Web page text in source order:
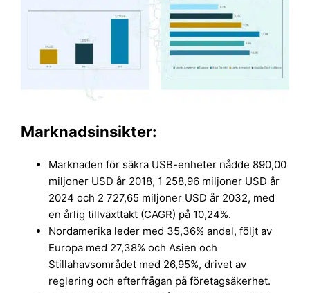
Marknadsinsikter:
Marknaden för säkra USB-enheter nådde 890,00
miljoner USD år 2018, 1 258,96 miljoner USD år
2024 och 2 727,65 miljoner USD år 2032, med
en årlig tillväxttakt (CAGR) på 10,24%.
Nordamerika leder med 35,36% andel, följt av
Europa med 27,38% och Asien och
Stillahavsområdet med 26,95%, drivet av
reglering och efterfrågan på företagsäkerhet.